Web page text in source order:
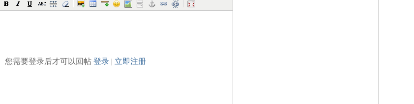
您需要登录后才可以回帖 登录| 立即注册